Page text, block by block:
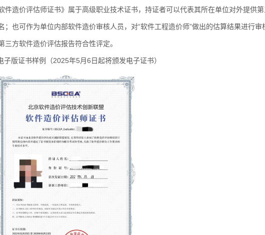
价评估师证书》属于高级职业技术证书，持证者可以代表其所在单位对外提供第
；也可作为单位内部软件造价审核人员，对“软件工程造价师”做出的估算结果进行
三方软件造价评估报告符合性评定。
证书样例（2025年5月6日起将颁发电子证书）